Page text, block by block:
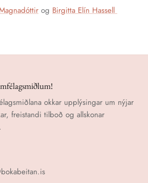
og Birgitta Elín Hassell
okkar upplýsingar um nýjar
freistandi tilboð og allskonar